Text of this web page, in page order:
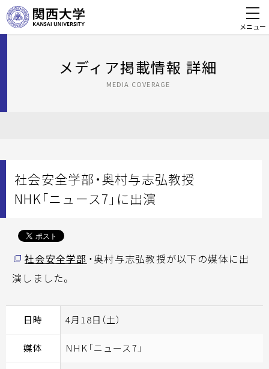
メニュー
メディア掲載情報 詳細
MEDIA COVERAGE
社会安全学部・奥村与志弘教授
NHK「ニュース7」に出演
社会安全学部 ・奥村与志弘教授が以下の媒体に出
演しました。
日時 4月18日（土）
媒体 NHK「ニュース7」